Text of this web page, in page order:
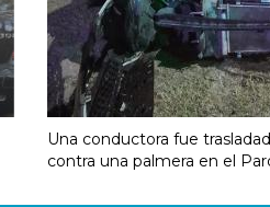
Una conductora fue
contra una palmera en el